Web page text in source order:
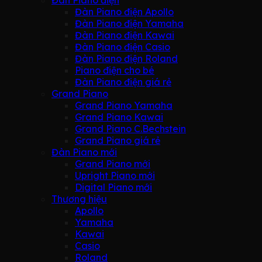
Đàn Piano điện Apollo
Đàn Piano điện Yamaha
Đàn Piano điện Kawai
Đàn Piano điện Casio
Đàn Piano điện Roland
Piano điện cho bé
Đàn Piano điện giá rẻ
Grand Piano
Grand Piano Yamaha
Grand Piano Kawai
Grand Piano C.Bechstein
Grand Piano giá rẻ
Đàn Piano mới
Grand Piano mới
Upright Piano mới
Digital Piano mới
Thương hiệu
Apollo
Yamaha
Kawai
Casio
Roland